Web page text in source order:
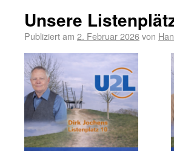
Unsere
Publiziert am 2. Februar 2026von